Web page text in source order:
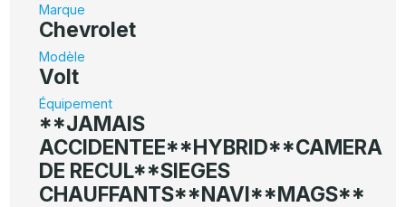
Marque
Chevrolet
Modèle
Volt
Équipement
**JAMAIS
ACCIDENTEE**HYBRID**CAMERA
DE RECUL**SIEGES
CHAUFFANTS**NAVI**MAGS**